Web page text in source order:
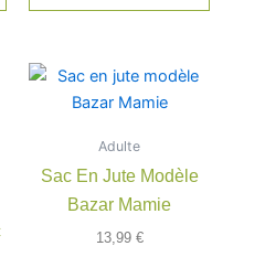
Adulte
Sac En Jute Modèle
Bazar Mamie
13,99 €